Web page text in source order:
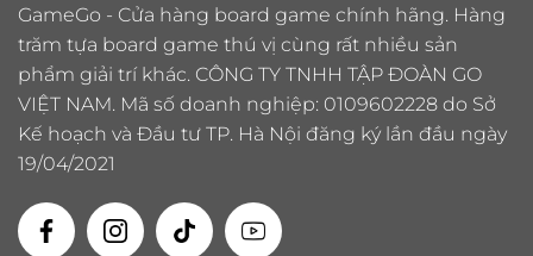
GameGo - Cửa hàng board game chính hãng. Hàng
trăm tựa board game thú vị cùng rất nhiều sản
phẩm giải trí khác. CÔNG TY TNHH TẬP ĐOÀN GO
VIỆT NAM. Mã số doanh nghiệp: 0109602228 do Sở
Kế hoạch và Đầu tư TP. Hà Nội đăng ký lần đầu ngày
19/04/2021